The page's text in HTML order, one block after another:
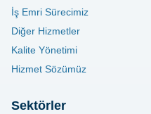
İş Emri Sürecimiz
Diğer Hizmetler
Kalite Yönetimi
Hizmet Sözümüz
Sektörler